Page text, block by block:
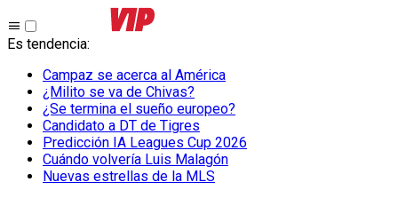
Es tendencia:
Campaz se acerca al América
¿Milito se va de Chivas?
¿Se termina el sueño europeo?
Candidato a DT de Tigres
Predicción IA Leagues Cup 2026
Cuándo volvería Luis Malagón
Nuevas estrellas de la MLS